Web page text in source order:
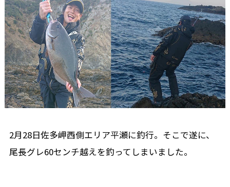
2月28日佐多岬西側エリア平瀬に釣行。そこで遂に、
尾長グレ60センチ越えを釣ってしまいました。